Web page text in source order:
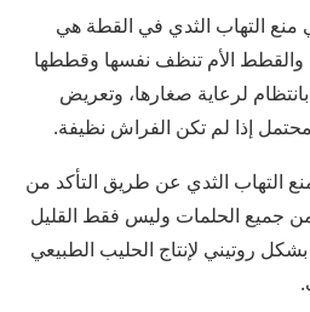
التهاب الثدي في القطة هي
والقطط الأم تنظف نفسها وقططها
بانتظام لرعاية صغارها، وتعريض
إذا لم تكن الفراش نظيفة.
التهاب الثدي عن طريق التأكد من
جميع الحلمات وليس فقط القليل
روتيني لإنتاج الحليب الطبيعي